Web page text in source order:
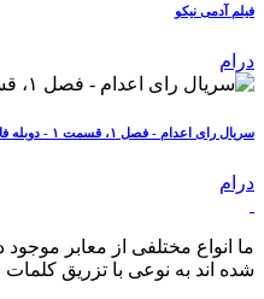
فیلم آدمی نیکو
درام
سریال رای اعدام - فصل ۱، قسمت ۱ - دوبله فارسی
درام
ما انواع مختلفی از معابر موجود
شده اند به نوعی با تزریق کلمات